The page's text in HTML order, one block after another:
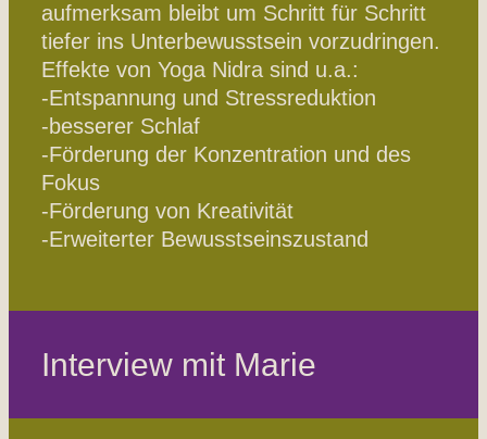
aufmerksam bleibt um Schritt für Schritt
tiefer ins Unterbewusstsein vorzudringen.
Effekte von Yoga Nidra sind u.a.:
-Entspannung und Stressreduktion
-besserer Schlaf
-Förderung der Konzentration und des
Fokus
-Förderung von Kreativität
-Erweiterter Bewusstseinszustand
Interview mit Marie